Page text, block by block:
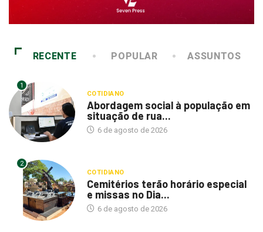
RECENTE POPULAR ASSUNTOS
1
COTIDIANO
Abordagem social à população em
situação de rua...
6 de agosto de 2026
2
COTIDIANO
Cemitérios terão horário especial
e missas no Dia...
6 de agosto de 2026